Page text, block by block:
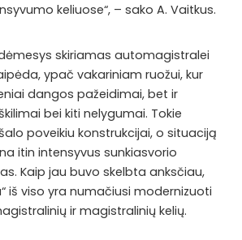
keliuose“, – sako A. Vaitkus.
skiriamas automagistralei
ypač vakariniam ruožui, kur
dangos pažeidimai, bet ir
bei kiti nelygumai. Tokie
poveikiu konstrukcijai, o situaciją
itin intensyvus sunkiasvorio
Kaip jau buvo skelbta anksčiau,
iš viso yra numačiusi modernizuoti
ir magistralinių kelių.